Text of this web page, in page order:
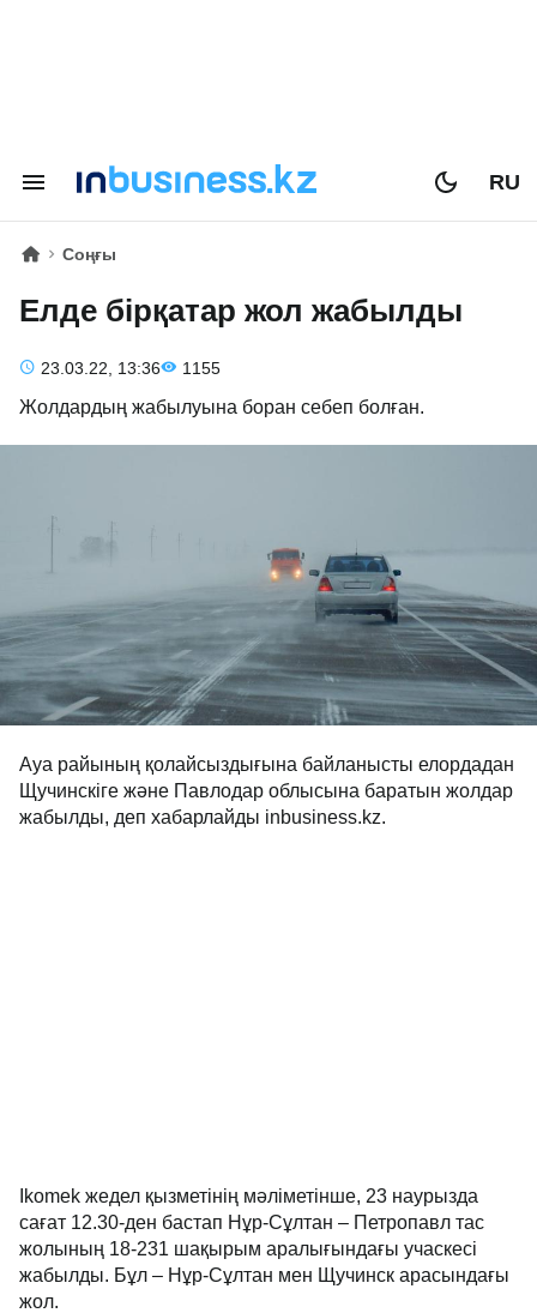
RU
Соңғы
Елде бірқатар жол жабылды
23.03.22, 13:36 1155
Жолдардың жабылуына боран себеп болған.
Ауа райының қолайсыздығына байланысты елордадан
Щучинскіге және Павлодар облысына баратын жолдар
жабылды, деп хабарлайды inbusiness.kz.
Ikomek жедел қызметінің мәліметінше, 23 наурызда
сағат 12.30-ден бастап Нұр-Сұлтан – Петропавл тас
жолының 18-231 шақырым аралығындағы учаскесі
жабылды. Бұл – Нұр-Сұлтан мен Щучинск арасындағы
жол.